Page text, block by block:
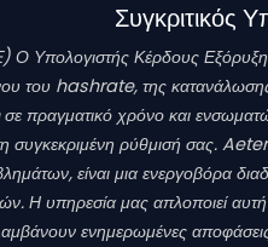
Συγκριτικός
Ο Υπολογιστής Κέρδους Εξόρυξης
του hashrate, της
χρόνο και
συγκεκριμένη ρύθμισή σας.
είναι μια ενεργοβόρα
Η υπηρεσία μας απλοποιεί
ενημερωμένες αποφάσεις